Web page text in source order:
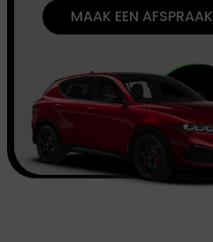
MAAK EEN AFSPRAAK